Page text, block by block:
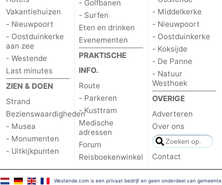
Vakantiehuizen
- Nieuwpoort
- Oostduinkerke
aan zee
- Westende
Last minutes
ZIEN & DOEN
Strand
Bezienswaardigheden
- Musea
- Monumenten
- Uitkijkpunten
- Golfbanen
- Surfen
Eten en drinken
Evenementen
PRAKTISCHE
INFO.
Route
- Parkeren
- Kusttram
Medische
adressen
Forum
Reisboekenwinkel
- Middelkerke
- Nieuwpoort
- Oostduinkerke
- Koksijde
- De Panne
- Natuur
Westhoek
OVERIGE
Adverteren
Over ons
Contact
Westende.com is een privaat bedrijf en geen onderdeel van gemeente